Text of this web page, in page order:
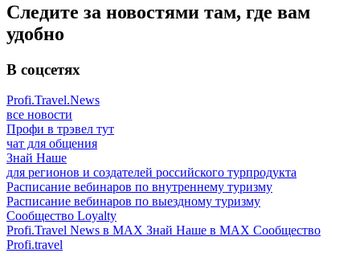
Следите за новостями там, где вам
удобно
В соцсетях
Profi.Travel.News
все новости
Профи в трэвел тут
чат для общения
Знай Наше
для регионов и создателей российского турпродукта
Расписание вебинаров по внутреннему туризму
Расписание вебинаров по выездному туризму
Сообщество Loyalty
Profi.Travel News в MAX Знай Наше в MAX Сообщество
Profi.travel